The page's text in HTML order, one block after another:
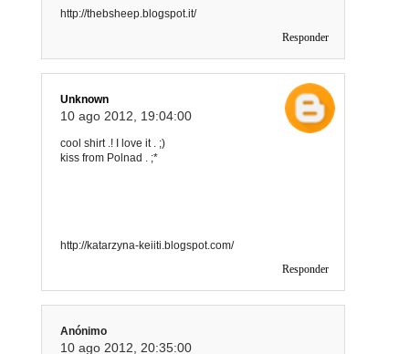
http://thebsheep.blogspot.it/
Responder
Unknown
10 ago 2012, 19:04:00
cool shirt .! I love it . ;)
kiss from Polnad . ;*
http://katarzyna-keiiti.blogspot.com/
Responder
Anónimo
10 ago 2012, 20:35:00